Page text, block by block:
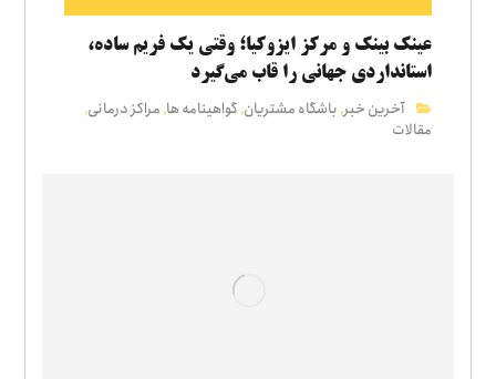
عینک بینک و مرکز ایزوکیا؛ وقتی یک فریم ساده،
استانداردی جهانی را قاب می‌گیرد
آخرین خبر, باشگاه مشتریان, گواهینامه ها, مراکز درمانی,
مقالات